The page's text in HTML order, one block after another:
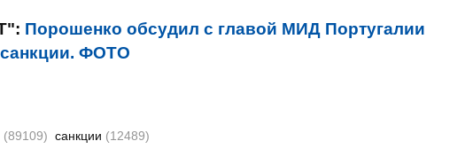
Порошенко обсудил с главой МИД Португалии
ФОТО
(89109) санкции (12489)